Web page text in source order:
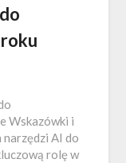
Wskazówki i
AI do
rolę w